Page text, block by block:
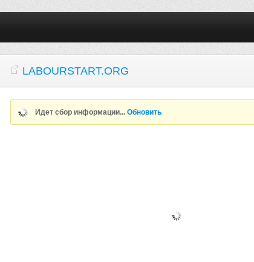
LABOURSTART.ORG
Идет сбор информации...Обновить